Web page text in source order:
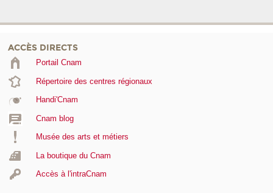
ACCÈS DIRECTS
Portail Cnam
Répertoire des centres régionaux
Handi'Cnam
Cnam blog
Musée des arts et métiers
La boutique du Cnam
Accès à l'intraCnam